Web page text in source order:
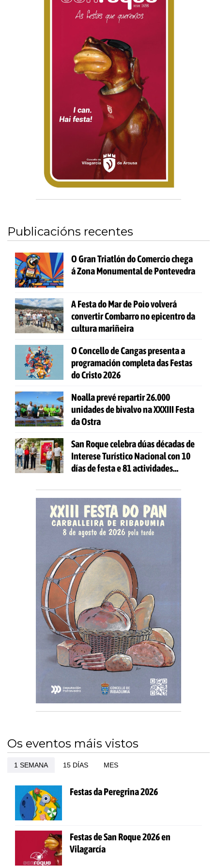
Publicacións recentes
O Gran Triatlón do Comercio chega
á Zona Monumental de Pontevedra
A Festa do Mar de Poio volverá
convertir Combarro no epicentro da
cultura mariñeira
O Concello de Cangas presenta a
programación completa das Festas
do Cristo 2026
Noalla prevé repartir 26.000
unidades de bivalvo na XXXIII Festa
da Ostra
San Roque celebra dúas décadas de
Interese Turístico Nacional con 10
días de festa e 81 actividades
Os eventos máis vistos
1 SEMANA 15 DÍAS MES
Festas da Peregrina 2026
Festas de San Roque 2026 en
Vilagarcía